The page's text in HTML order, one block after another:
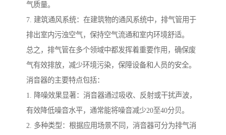
气质量。
7. 建筑通风系统：在建筑物的通风系统中，排气管用于
排出室内污浊空气，保持空气流通和室内环境舒适。
总之，排气管在多个领域中都发挥着重要作用，确保废
气有效排放，减少环境污染，保障设备和人员的安全。
消音器的主要特点包括：
1. 降噪效果显著：消音器通过吸收、反射或干扰声波，
有效降低噪音水平，通常能将噪音减少20至40分贝。
2. 多种类型：根据应用场景不同，消音器可分为排气消